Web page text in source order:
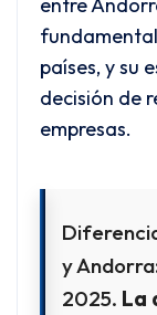
entre
países, y su
decisión de
empresas.
y
2025. La